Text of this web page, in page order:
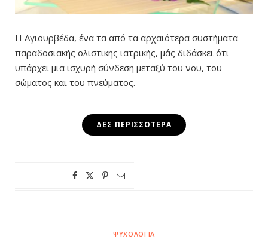
Η Αγιουρβέδα, ένα τα από τα αρχαιότερα συστήματα
παραδοσιακής ολιστικής ιατρικής, μάς διδάσκει ότι
υπάρχει μια ισχυρή σύνδεση μεταξύ του νου, του
σώματος και του πνεύματος.
ΔΕΣ ΠΕΡΙΣΣΌΤΕΡΑ
ΨΥΧΟΛΟΓΊΑ